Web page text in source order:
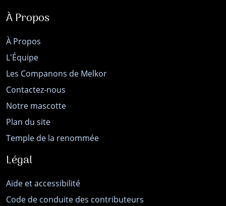
À Propos
À Propos
L'Équipe
Les Companons de Melkor
Contactez-nous
Notre mascotte
Plan du site
Temple de la renommée
Légal
Aide et accessibilité
Code de conduite des contributeurs